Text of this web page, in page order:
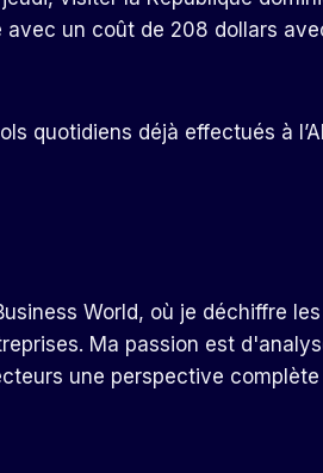
un coût de 208 dollars
quotidiens déjà effectués à
World, où je déchiffre les
Ma passion est
une perspective